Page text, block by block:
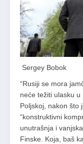
Sergey Bobok
“Rusiji se mora
neće težiti ulasku u
Poljskoj, nakon što
“konstruktivni
unutrašnja i
Finske. Koja, baš